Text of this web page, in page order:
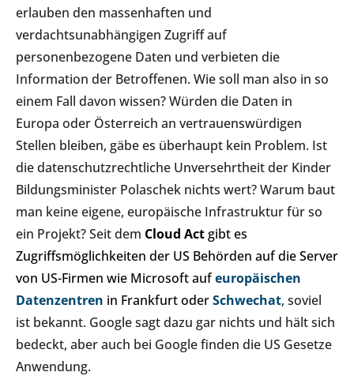
erlauben den massenhaften und
verdachtsunabhängigen Zugriff auf
personenbezogene Daten und verbieten die
Information der Betroffenen. Wie soll man also in so
einem Fall davon wissen? Würden die Daten in
Europa oder Österreich an vertrauenswürdigen
Stellen bleiben, gäbe es überhaupt kein Problem. Ist
die datenschutzrechtliche Unversehrtheit der Kinder
Bildungsminister Polaschek nichts wert? Warum baut
man keine eigene, europäische Infrastruktur für so
ein Projekt? Seit dem Cloud Actgibt es
Zugriffsmöglichkeiten der US Behörden auf die Server
von US-Firmen wie Microsoft aufeuropäischen
Datenzentren in FrankfurtoderSchwechat, soviel
ist bekannt. Google sagt dazu gar nichts und hält sich
bedeckt, aber auch bei Google finden die US Gesetze
Anwendung.